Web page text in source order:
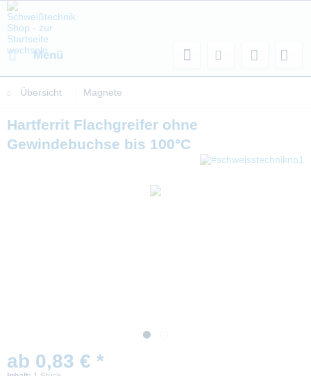
Menü
Übersicht Magnete
Hartferrit Flachgreifer ohne
Gewindebuchse bis 100°C
ab 0,83 € *